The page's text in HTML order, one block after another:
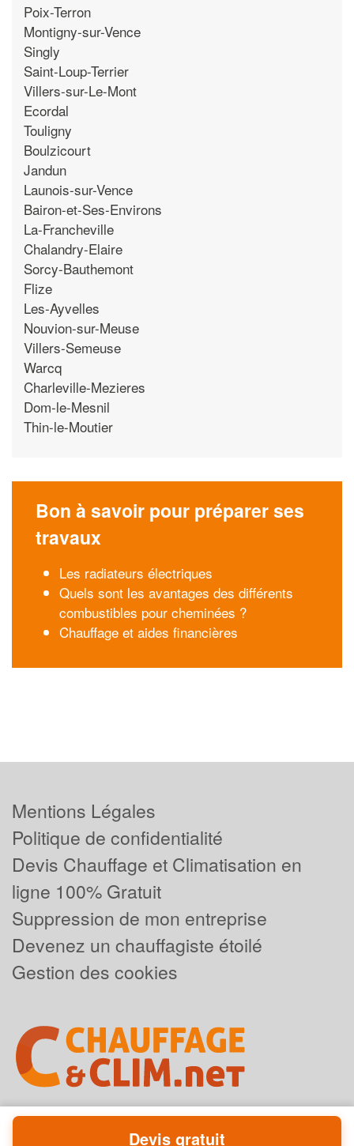
Poix-Terron
Montigny-sur-Vence
Singly
Saint-Loup-Terrier
Villers-sur-Le-Mont
Ecordal
Touligny
Boulzicourt
Jandun
Launois-sur-Vence
Bairon-et-Ses-Environs
La-Francheville
Chalandry-Elaire
Sorcy-Bauthemont
Flize
Les-Ayvelles
Nouvion-sur-Meuse
Villers-Semeuse
Warcq
Charleville-Mezieres
Dom-le-Mesnil
Thin-le-Moutier
Bon à savoir pour préparer ses
travaux
Les radiateurs électriques
Quels sont les avantages des différents
combustibles pour cheminées ?
Chauffage et aides financières
Mentions Légales
Politique de confidentialité
Devis Chauffage et Climatisation en
ligne 100% Gratuit
Suppression de mon entreprise
Devenez un chauffagiste étoilé
Gestion des cookies
Devis gratuit